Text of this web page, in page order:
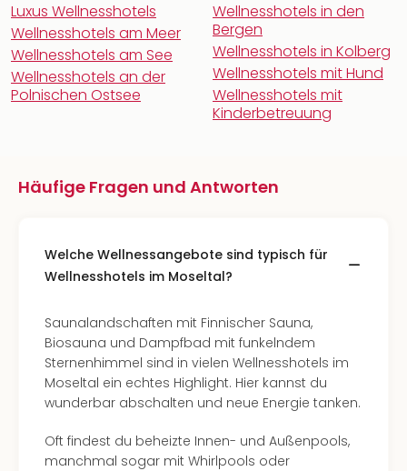
Luxus Wellnesshotels
Wellnesshotels am Meer
Wellnesshotels am See
Wellnesshotels an der
Polnischen Ostsee
Wellnesshotels in den
Bergen
Wellnesshotels in Kolberg
Wellnesshotels mit Hund
Wellnesshotels mit
Kinderbetreuung
Häufige Fragen und Antworten
Welche Wellnessangebote sind typisch für
Wellnesshotels im Moseltal?
Saunalandschaften mit Finnischer Sauna,
Biosauna und Dampfbad mit funkelndem
Sternenhimmel sind in vielen Wellnesshotels im
Moseltal ein echtes Highlight. Hier kannst du
wunderbar abschalten und neue Energie tanken.
Oft findest du beheizte Innen- und Außenpools,
manchmal sogar mit Whirlpools oder